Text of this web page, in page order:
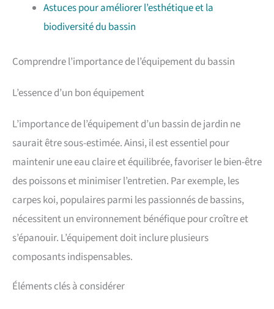
Astuces pour améliorer l’esthétique et la
biodiversité du bassin
Comprendre l’importance de l’équipement du bassin
L’essence d’un bon équipement
L’importance de l’équipement d’un bassin de jardin ne
saurait être sous-estimée. Ainsi, il est essentiel pour
maintenir une eau claire et équilibrée, favoriser le bien-être
des poissons et minimiser l’entretien. Par exemple, les
carpes koi, populaires parmi les passionnés de bassins,
nécessitent un environnement bénéfique pour croître et
s’épanouir. L’équipement doit inclure plusieurs
composants indispensables.
Éléments clés à considérer